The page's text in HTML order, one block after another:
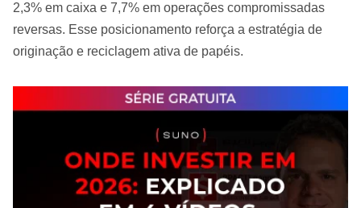
2,3% em caixa e 7,7% em operações compromissadas
reversas. Esse posicionamento reforça a estratégia de
originação e reciclagem ativa de papéis.